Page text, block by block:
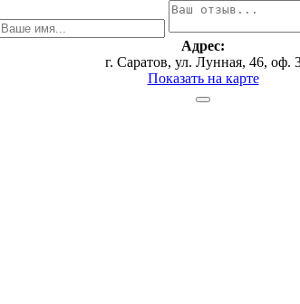
Адрес:
г. Саратов, ул. Лунная, 46, оф.
Показать на карте